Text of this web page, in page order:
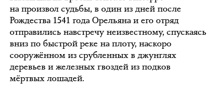
на произвол судьбы, в один из дней после
Рождества 1541 года Орельяна и его отряд
отправились навстречу неизвестному, спускаясь
вниз по быстрой реке на плоту, наскоро
сооружённом из срубленных в джунглях
деревьев и железных гвоздей из подков
мёртвых лошадей.